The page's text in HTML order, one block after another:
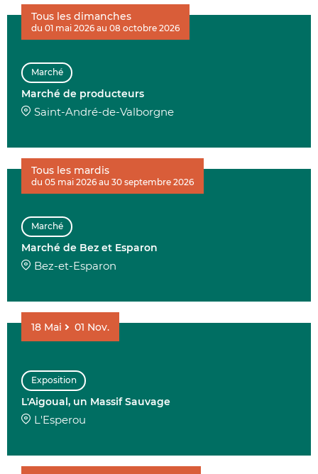
Marché
Marché de producteurs
Saint-André-de-Valborgne
Tous les dimanches
du 01 mai 2026 au 08 octobre 2026
Marché
Marché de Bez et Esparon
Bez-et-Esparon
Tous les mardis
du 05 mai 2026 au 30 septembre 2026
Exposition
L'Aigoual, un Massif Sauvage
L'Esperou
18 Mai 01 Nov.